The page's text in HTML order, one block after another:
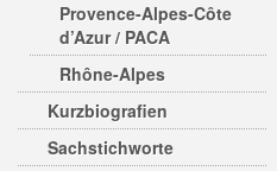
Provence-Alpes-Côte
d’Azur / PACA
Rhône-Alpes
Kurzbiografien
Sachstichworte